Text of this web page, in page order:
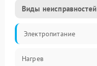
Виды неисправностей
Электропитание
Нагрев